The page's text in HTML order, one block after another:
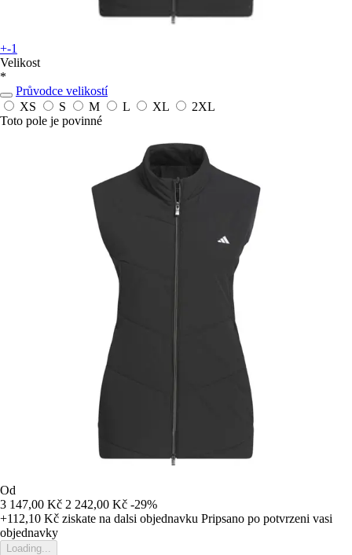
+-1
Velikost
*
Průvodce velikostí
XS
S M L XL
2XL
Toto pole je povinné
Od
3 147,00 Kč 2 242,00 Kč -29%
+112,10 Kč ziskate na dalsi objednavku Pripsano po potvrzeni vasi
objednavky
Loading...